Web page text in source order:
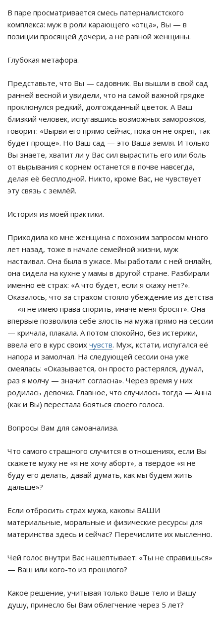
В паре просматривается смесь патерналистского
комплекса: муж в роли карающего «отца», Вы — в
позиции просящей дочери, а не равной женщины.
Глубокая метафора.
Представьте, что Вы — садовник. Вы вышли в свой сад
ранней весной и увидели, что на самой важной грядке
проклюнулся редкий, долгожданный цветок. А Ваш
близкий человек, испугавшись возможных заморозков,
говорит: «Вырви его прямо сейчас, пока он не окреп, так
будет проще». Но Ваш сад — это Ваша земля. И только
Вы знаете, хватит ли у Вас сил вырастить его или боль
от вырывания с корнем останется в почве навсегда,
делая её бесплодной. Никто, кроме Вас, не чувствует
эту связь с землёй.
История из моей практики.
Приходила ко мне женщина с похожим запросом много
лет назад, тоже в начале семейной жизни, муж
настаивал. Она была в ужасе. Мы работали с ней онлайн,
она сидела на кухне у мамы в другой стране. Разбирали
именно её страх: «А что будет, если я скажу нет?».
Оказалось, что за страхом стояло убеждение из детства
— «я не имею права спорить, иначе меня бросят». Она
впервые позволила себе злость на мужа прямо на сессии
— кричала, плакала. А потом спокойно, без истерики,
ввела его в курс своих чувств. Муж, кстати, испугался её
напора и замолчал. На следующей сессии она уже
смеялась: «Оказывается, он просто растерялся, думал,
раз я молчу — значит согласна». Через время у них
родилась девочка. Главное, что случилось тогда — Анна
(как и Вы) перестала бояться своего голоса.
Вопросы Вам для самоанализа.
Что самого страшного случится в отношениях, если Вы
скажете мужу не «я не хочу аборт», а твердое «я не
буду его делать, давай думать, как мы будем жить
дальше»?
Если отбросить страх мужа, каковы ВАШИ
материальные, моральные и физические ресурсы для
материнства здесь и сейчас? Перечислите их мысленно.
Чей голос внутри Вас нашептывает: «Ты не справишься»
— Ваш или кого-то из прошлого?
Какое решение, учитывая только Ваше тело и Вашу
душу, принесло бы Вам облегчение через 5 лет?